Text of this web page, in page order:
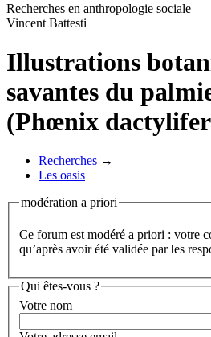
Recherches en anthropologie sociale
Vincent Battesti
Illustrations
savantes du
(Phœnix
Recherches →
Les oasis
modération a priori
Ce forum est modéré a priori : votre
qu’après avoir été validée par les
Qui êtes-vous ?
Votre nom